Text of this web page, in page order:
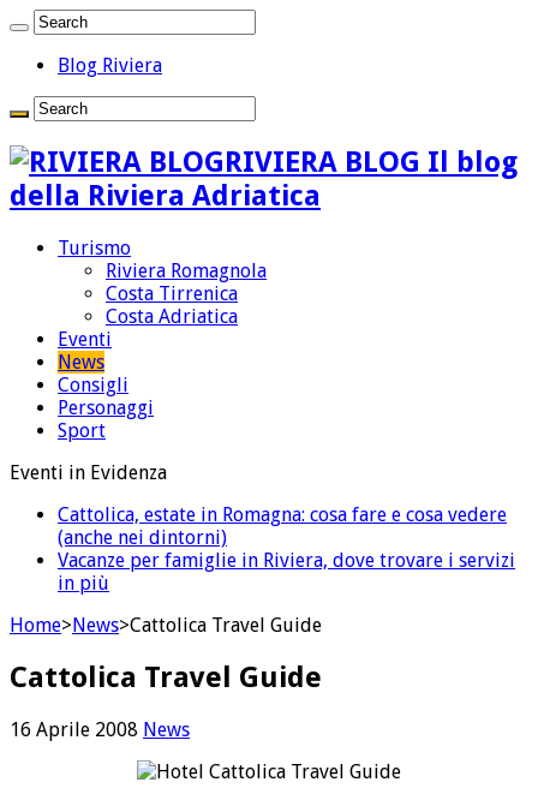
Blog Riviera
RIVIERA BLOG Il blog
della Riviera Adriatica
Turismo
Riviera Romagnola
Costa Tirrenica
Costa Adriatica
Eventi
News
Consigli
Personaggi
Sport
Eventi in Evidenza
Cattolica, estate in Romagna: cosa fare e cosa vedere
(anche nei dintorni)
Vacanze per famiglie in Riviera, dove trovare i servizi
in più
Home>News>Cattolica Travel Guide
Cattolica Travel Guide
16 Aprile 2008 News